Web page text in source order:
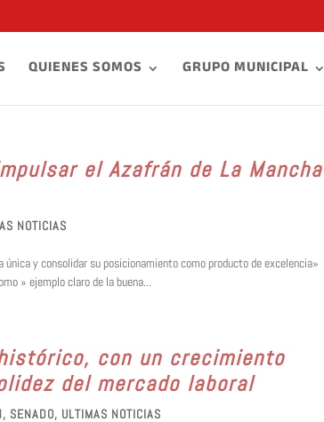
QUIENES SOMOS GRUPO MUNICIPAL
el Azafrán de La Mancha
NOTICIAS
y consolidar su posicionamiento como producto de excelencia»
» ejemplo claro de la buena...
con un crecimiento
del mercado laboral
, SENADO, ULTIMAS NOTICIAS